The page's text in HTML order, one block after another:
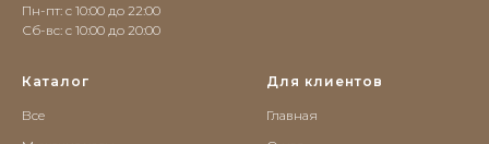
Пн-пт: с 10:00 до 22:00
Сб-вс: c 10:00 до 20:00
Каталог
Все
Для клиентов
Главная